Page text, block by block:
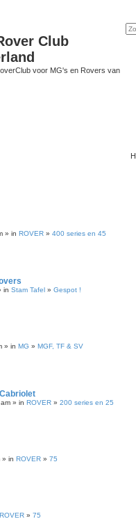
Club
voor MG's en Rovers van
» in ROVER » 400 series en 45
in Stam Tafel » Gespot !
» in MG » MGF, TF & SV
» in ROVER » 200 series en 25
» in ROVER » 75
ROVER » 75